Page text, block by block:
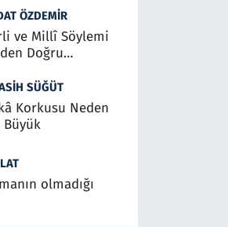
ÖZDEMIR
ve Millî Söylemi
Doğru
SÜĞÜT
Korkusu Neden
Büyük
olmadığı